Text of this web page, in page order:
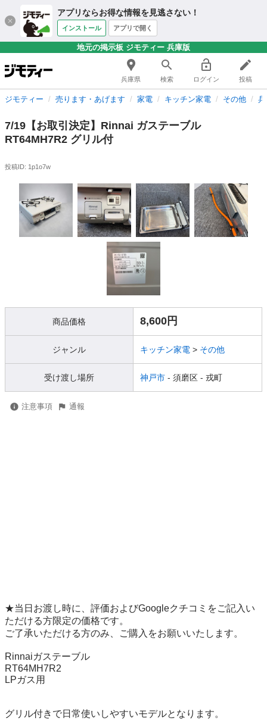
アプリならお得な情報を見逃さない！
インストール アプリで開く
地元の掲示板 ジモティー 兵庫版
兵庫県 検索 ログイン 投稿
ジモティー 売ります・あげます 家電 キッチン家電 その他
7/19【お取引決定】Rinnai ガステーブル
RT64MH7R2 グリル付
投稿ID: 1p1o7w
商品価格 8,600円
ジャンル キッチン家電 > その他
受け渡し場所 神戸市 - 須磨区 - 戎町
注意事項 通報
★当日お渡し時に、評価およびGoogleクチコミをご記入い
ただける方限定の価格です。
ご了承いただける方のみ、ご購入をお願いいたします。
Rinnaiガステーブル
RT64MH7R2
LPガス用
グリル付きで日常使いしやすいモデルとなります。